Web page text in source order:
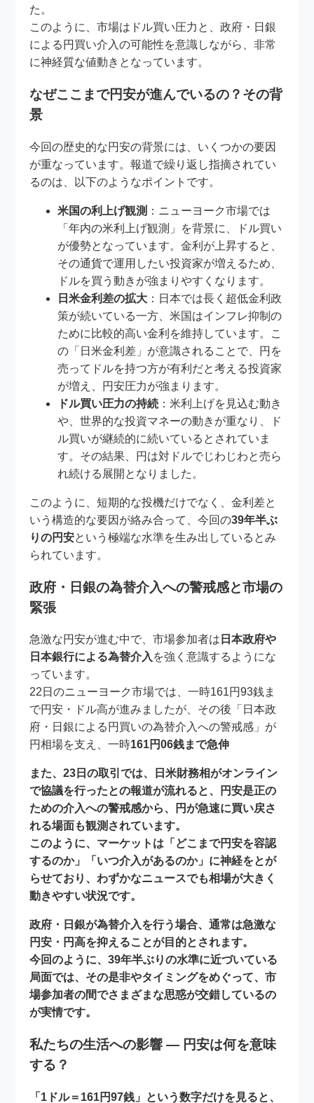
た。
このように、市場はドル買い圧力と、政府・日銀
による円買い介入の可能性を意識しながら、非常
に神経質な値動きとなっています。
なぜここまで円安が進んでいるの？その背
景
今回の歴史的な円安の背景には、いくつかの要因
が重なっています。報道で繰り返し指摘されてい
るのは、以下のようなポイントです。
米国の利上げ観測 ：ニューヨーク市場では
「年内の米利上げ観測」を背景に、ドル買い
が優勢となっています。金利が上昇すると、
その通貨で運用したい投資家が増えるため、
ドルを買う動きが強まりやすくなります。
日米金利差の拡大 ：日本では長く超低金利政
策が続いている一方、米国はインフレ抑制の
ために比較的高い金利を維持しています。こ
の「日米金利差」が意識されることで、円を
売ってドルを持つ方が有利だと考える投資家
が増え、円安圧力が強まります。
ドル買い圧力の持続 ：米利上げを見込む動き
や、世界的な投資マネーの動きが重なり、ド
ル買いが継続的に続いているとされていま
す。その結果、円は対ドルでじわじわと売ら
れ続ける展開となりました。
このように、短期的な投機だけでなく、金利差と
いう構造的な要因が絡み合って、今回の39年半ぶ
りの円安という極端な水準を生み出しているとみ
られています。
政府・日銀の為替介入への警戒感と市場の
緊張
急激な円安が進む中で、市場参加者は 日本政府や
日本銀行による為替介入 を強く意識するようにな
っています。
22日のニューヨーク市場では、一時161円93銭ま
で円安・ドル高が進みましたが、その後「日本政
府・日銀による円買いの為替介入への警戒感」が
円相場を支え、一時161円06銭まで急伸
また、23日の取引では、日米財務相がオンライン
で協議を行ったとの報道が流れると、円安是正の
ための介入への警戒感から、円が急速に買い戻さ
れる場面も観測されています。
このように、マーケットは「どこまで円安を容認
するのか」「いつ介入があるのか」に神経をとが
らせており、わずかなニュースでも相場が大きく
動きやすい状況です。
政府・日銀が為替介入を行う場合、通常は急激な
円安・円高を抑えることが目的とされます。
今回のように、39年半ぶりの水準に近づいている
局面では、その是非やタイミングをめぐって、市
場参加者の間でさまざまな思惑が交錯しているの
が実情です。
私たちの生活への影響 ― 円安は何を意味
する？
「1ドル＝161円97銭」という数字だけを見ると、